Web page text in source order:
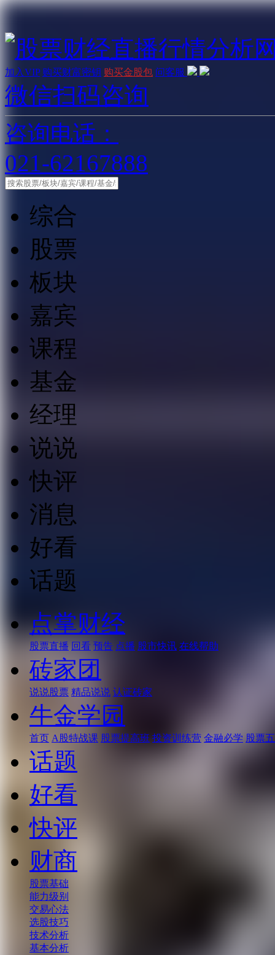
加入VIP 购买财富密钥 购买金股包 问客服
微信扫码咨询
咨询电话：
021-62167888
综合
股票
板块
嘉宾
课程
基金
经理
说说
快评
消息
好看
话题
点掌财经
股票直播 回看 预告 点播 股市快讯 在线帮助
砖家团
说说股票 精品说说 认证砖家
牛金学园
首页 A股特战课 股票提高班 投资训练营 金融必学 股票
话题
好看
快评
财商
股票基础
能力级别
交易心法
选股技巧
技术分析
基本分析